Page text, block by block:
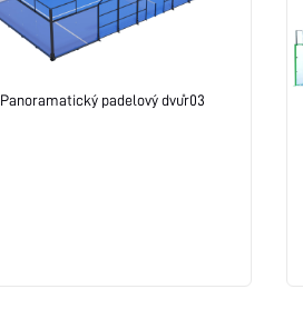
Panoramatický padelový dvůr03